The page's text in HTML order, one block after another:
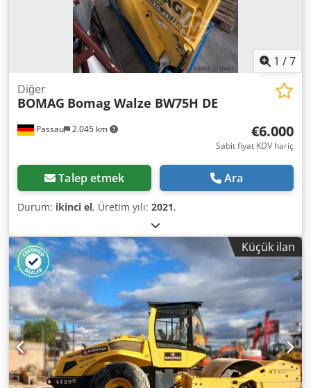
1 /7
Passau 2.045 km
Diğer
BOMAG Bomag Walze BW75H DE
€6.000
Sabit fiyat KDV hariç
Talep etmek Ara
Durum: ikinci el, Üretim yılı: 2021,
Küçük ilan